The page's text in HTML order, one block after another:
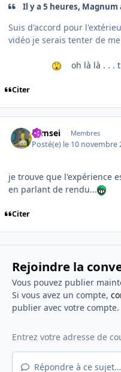
Il y a 5 heures, Magnum
Suis d'accord pour
vidéo je serais tenter de
oh là là . . .
Citer
symsei Membres
Posté(e) le 10 novembre
je trouve que l'expérience
en parlant de rendu...
Citer
Rejoindre la
Vous pouvez publier
Si vous avez un compte,
publier avec votre compte.
Répondre à ce sujet…